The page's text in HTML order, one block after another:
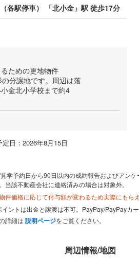
各駅停車） 「北小金」駅 徒歩17分
ための更地物件
分譲地です。周辺は落
金北小学校まで約4
日：2026年8月15日
学予約日から90日以内の成約報告およびアン
当該不動産会社に連絡済みの場合は対象外。
件価格に応じて付与額が変わるため実際にもら
ントは出金と譲渡は不可。PayPay/PayPayカ
詳細は 説明ページをご覧ください。
周辺情報/地図